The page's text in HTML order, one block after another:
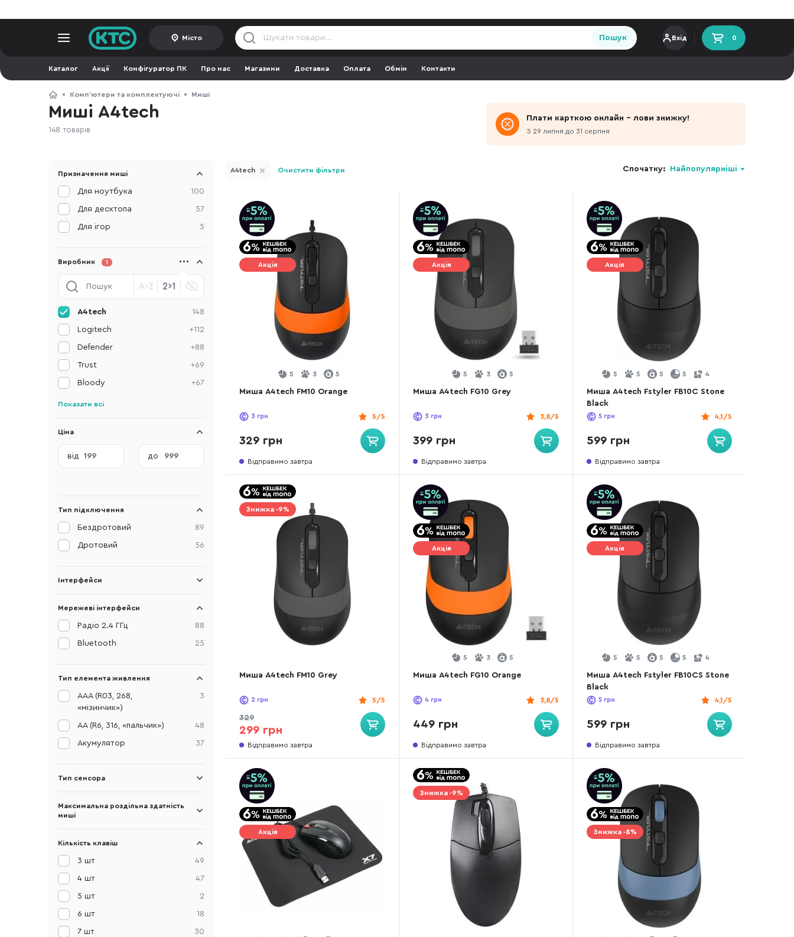
Місто Пошук Вхід 0
Каталог Акції Конфігуратор ПК Про нас Магазини Доставка Оплата Обмін Контакти
Компʼютери та комплектуючі Миші
Плати карткою онлайн - лови знижку!
З 29 липня до 31 серпня
Миші A4tech
148 товарів
Спочатку: Найпопулярніші
A4tech Очистити фільтри
Акція
5 3 5
Миша A4tech FM10 Orange
5/5
3 грн
329 грн
Відправимо завтра
Акція
5 3 5
Миша A4tech FG10 Grey
3,8/5
3 грн
399 грн
Відправимо завтра
Акція
5 5 5 5 4
Миша A4tech Fstyler FB10C Stone
Black
4,1/5
5грн
599 грн
Відправимо завтра
Знижка -9%
Миша A4tech FM10 Grey
5/5
2 грн
329
299 грн
Відправимо завтра
Акція
5 3 5
Миша A4tech FG10 Orange
3,8/5
4 грн
449 грн
Відправимо завтра
Акція
5 5 5 5 4
Миша A4tech Fstyler FB10CS Stone
Black
4,1/5
5грн
599 грн
Відправимо завтра
Акція
Знижка -9%
Знижка -8%
Призначення миші
100
Для ноутбука
57
Для десктопа
5
Для ігор
Виробник 1
148
A4tech
+112
Logitech
+88
Defender
+69
Trust
+67
Bloody
Показати всі
Ціна
від до
Тип підключення
89
Бездротовий
56
Дротовий
Інтерфейси
Мережеві інтерфейси
88
Радіо 2.4 ГГц
25
Bluetooth
Тип елемента живлення
3
AAA (R03, 268,
«мізинчик»)
48
AA (R6, 316, «пальчик»)
37
Акумулятор
Тип сенсора
Максимальна роздільна здатність
миші
Кількість клавіш
49
3 шт
47
4 шт
2
5 шт
18
6 шт
30
7 шт